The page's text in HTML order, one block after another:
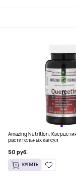
Amazing Nutrition,
растительных капсул
50 руб.
КУПИТЬ